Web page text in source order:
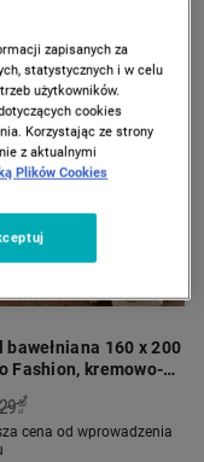
bawełniana 160 x 200
Fashion, kremowo-
00
zł
*
cena od wprowadzenia
zapisanych za
statystycznych i w celu
użytkowników.
cookies
Korzystając ze strony
z aktualnymi
Plików Cookies